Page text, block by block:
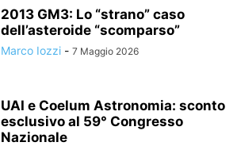
2013 GM3: Lo “strano” caso
dell’asteroide “scomparso”
Marco Iozzi - 7 Maggio 2026
UAI e Coelum Astronomia: sconto
esclusivo al 59° Congresso
Nazionale